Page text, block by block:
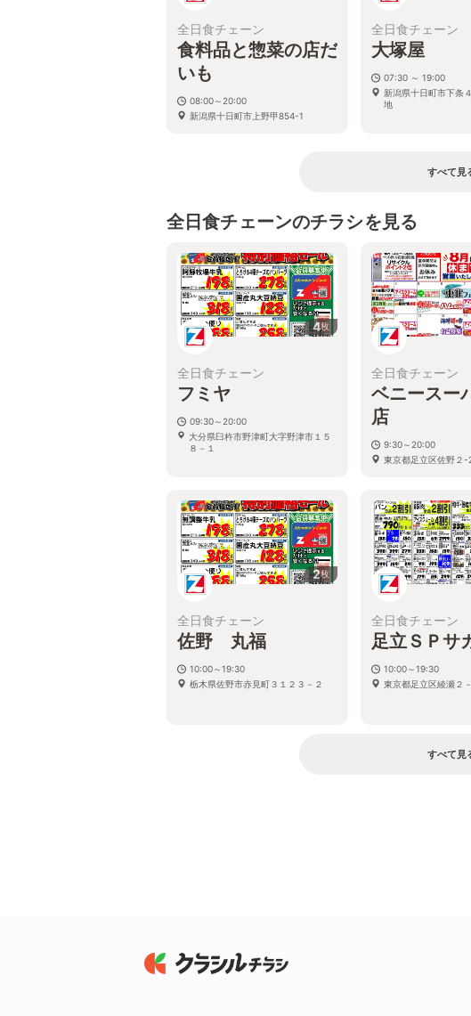
全日食チェーン
食料品と惣菜の店だ
いも
08:00～20:00
新潟県十日町市上野甲854-1
全日食チェーン
大塚屋
07:30 ～ 19:00
新潟県十日町市下条
地
すべて見
全日食チェーンのチラシを見る
4枚
全日食チェーン
フミヤ
09:30～20:00
大分県臼杵市野津町大字野津市１５
８－１
全日食チェーン
ベニースー
店
9:30～20:00
東京都足立区佐野２
2枚
全日食チェーン
佐野 丸福
10:00～19:30
栃木県佐野市赤見町３１２３－２
全日食チェーン
足立ＳＰサ
10:00～19:30
東京都足立区綾瀬２
すべて見